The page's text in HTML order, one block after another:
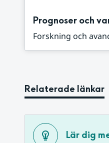
Prognoser och
Forskning och
Relaterade länkar
Lär dig